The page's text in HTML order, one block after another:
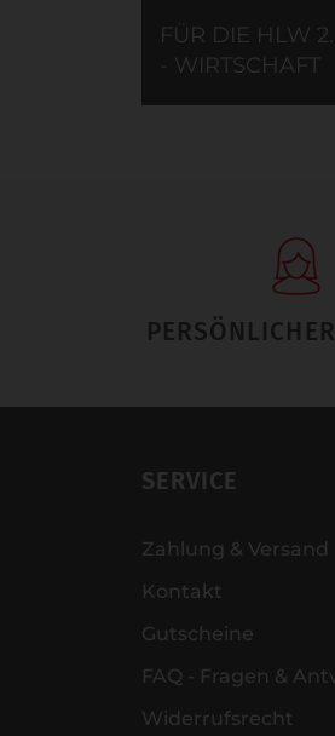
FÜR DIE HLW
- WIRTSCHAFT
SERVICE
Zahlung & Versand
Kontakt
Gutscheine
FAQ - Fragen &
Widerrufsrecht